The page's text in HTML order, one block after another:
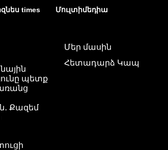
times Մուլտիմեդիա
պետք
Քազեմ
Մեր մասին
Հետադարձ Կապ